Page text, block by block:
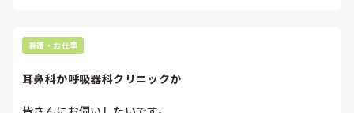
せるため、病棟の通常業務はさせないようにしており、
通常の入院や手術、処置、急変等あれば全てリーダーの私が
行わないといけないような状態です。
そのため、毎日私がキャパオーバーで、全然定時で帰れず、
看護・お仕事
耳鼻科か呼吸器科クリニックか